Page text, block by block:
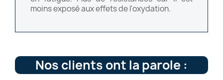
moins exposé aux effets de l'oxydation.
Nos clients ont la parole :